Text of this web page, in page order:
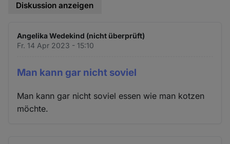
Diskussion anzeigen
Angelika Wedekind (nicht überprüft)
Fr. 14 Apr 2023 - 15:10
Man kann gar nicht soviel
Man kann gar nicht soviel essen wie man kotzen
möchte.